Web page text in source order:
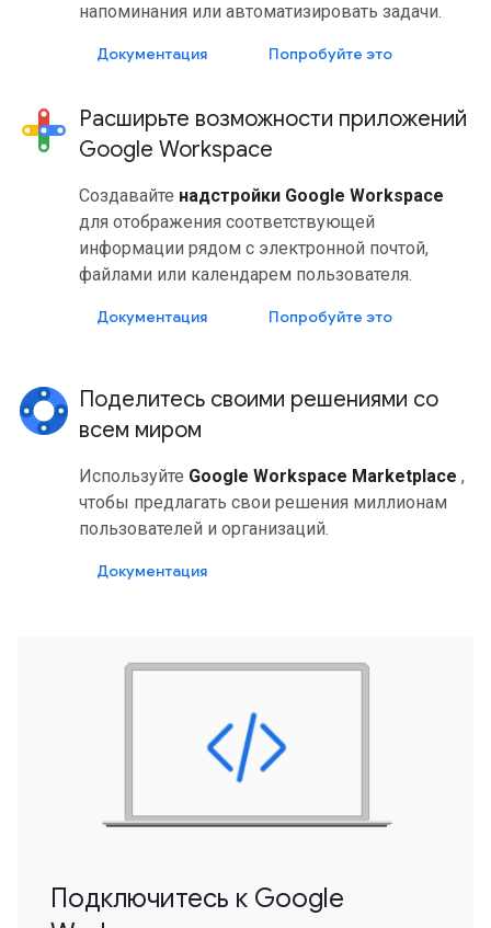
напоминания или автоматизировать задачи.
Документация Попробуйте это
Расширьте возможности приложений
Google Workspace
Создавайте надстройки Google Workspace
для отображения соответствующей
информации рядом с электронной почтой,
файлами или календарем пользователя.
Документация Попробуйте это
Поделитесь своими решениями со
всем миром
Используйте Google Workspace Marketplace ,
чтобы предлагать свои решения миллионам
пользователей и организаций.
Документация
Подключитесь к Google